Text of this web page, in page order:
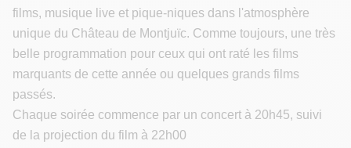
films, musique live et pique-niques dans l'atmosphère
unique du Château de Montjuïc. Comme toujours, une très
belle programmation pour ceux qui ont raté les films
marquants de cette année ou quelques grands films
passés.
Chaque soirée commence par un concert à 20h45, suivi
de la projection du film à 22h00​